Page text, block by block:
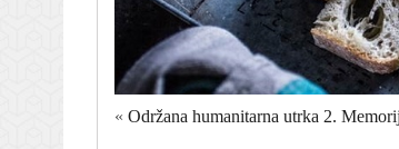
« Održana humanitarna utrka 2.